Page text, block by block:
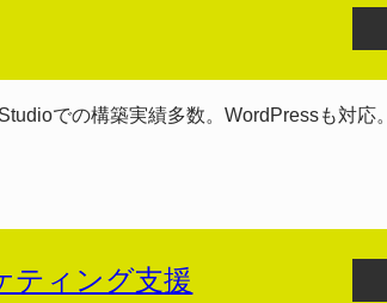
での構築実績多数。WordPressも対応。
ティング支援